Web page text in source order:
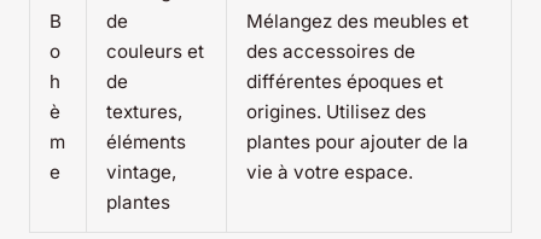
B
o
h
è
m
e
de
couleurs et
de
textures,
éléments
vintage,
plantes
Mélangez des meubles et
des accessoires de
différentes époques et
origines. Utilisez des
plantes pour ajouter de la
vie à votre espace.